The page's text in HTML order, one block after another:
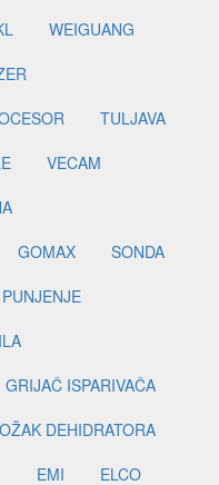
WEIGUANG
TULJAVA
VECAM
GOMAX
SONDA
GRIJAČ ISPARIVAČA
DEHIDRATORA
EMI
ELCO